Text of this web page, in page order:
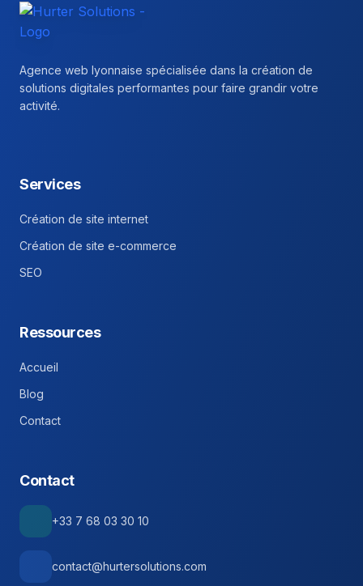
Agence web lyonnaise spécialisée dans la création de
solutions digitales performantes pour faire grandir votre
activité.
Services
Création de site internet
Création de site e-commerce
SEO
Ressources
Accueil
Blog
Contact
Contact
+33 7 68 03 30 10
contact@hurtersolutions.com